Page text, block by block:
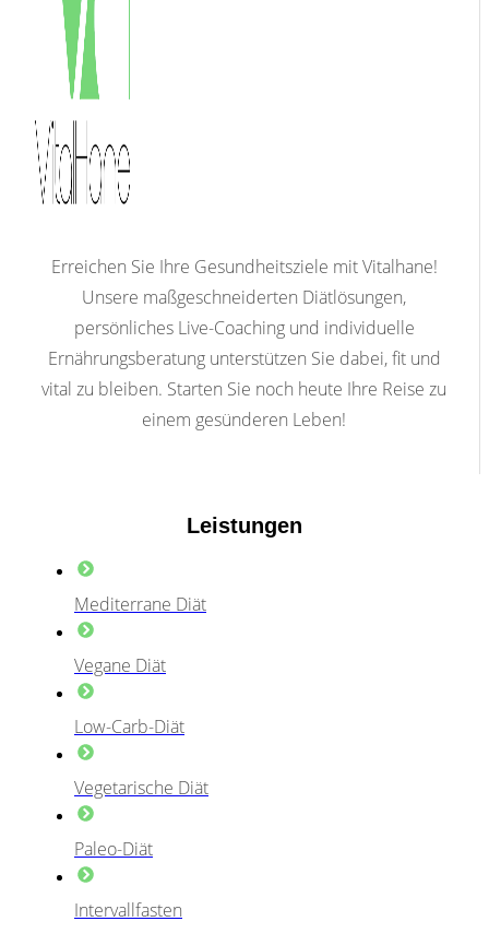
Erreichen Sie Ihre Gesundheitsziele mit Vitalhane!
Unsere maßgeschneiderten Diätlösungen,
persönliches Live-Coaching und individuelle
Ernährungsberatung unterstützen Sie dabei, fit und
vital zu bleiben. Starten Sie noch heute Ihre Reise zu
einem gesünderen Leben!
Leistungen
Mediterrane Diät
Vegane Diät
Low-Carb-Diät
Vegetarische Diät
Paleo-Diät
Intervallfasten